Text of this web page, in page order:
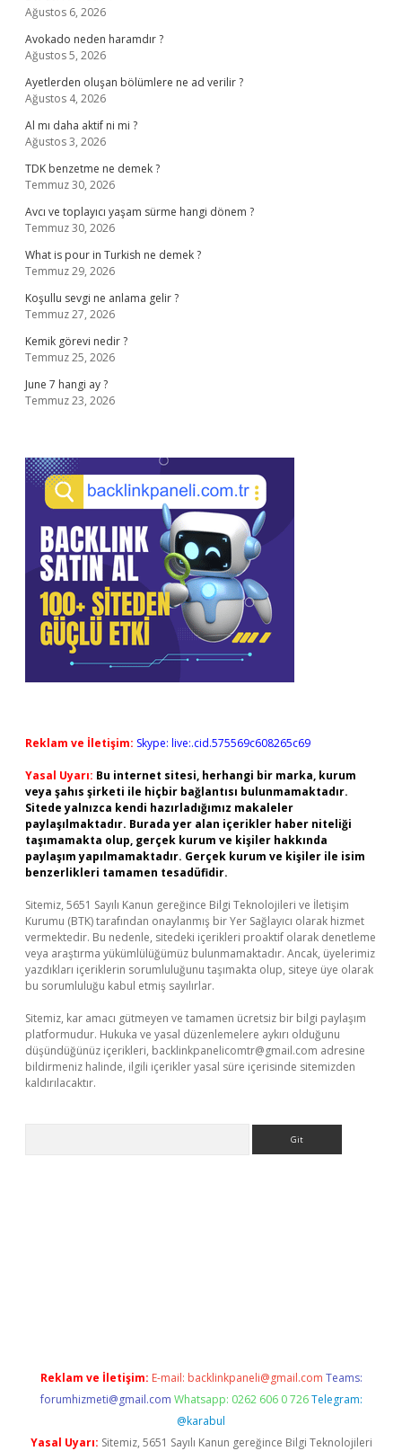
Ağustos 6, 2026
Avokado neden haramdır ?
Ağustos 5, 2026
Ayetlerden oluşan bölümlere ne ad verilir ?
Ağustos 4, 2026
Al mı daha aktif ni mi ?
Ağustos 3, 2026
TDK benzetme ne demek ?
Temmuz 30, 2026
Avcı ve toplayıcı yaşam sürme hangi dönem ?
Temmuz 30, 2026
What is pour in Turkish ne demek ?
Temmuz 29, 2026
Koşullu sevgi ne anlama gelir ?
Temmuz 27, 2026
Kemik görevi nedir ?
Temmuz 25, 2026
June 7 hangi ay ?
Temmuz 23, 2026
Reklam ve İletişim: Skype: live:.cid.575569c608265c69
Yasal Uyarı: Bu internet sitesi, herhangi bir marka, kurum
veya şahıs şirketi ile hiçbir bağlantısı bulunmamaktadır.
Sitede yalnızca kendi hazırladığımız makaleler
paylaşılmaktadır. Burada yer alan içerikler haber niteliği
taşımamakta olup, gerçek kurum ve kişiler hakkında
paylaşım yapılmamaktadır. Gerçek kurum ve kişiler ile isim
benzerlikleri tamamen tesadüfidir.
Sitemiz, 5651 Sayılı Kanun gereğince Bilgi Teknolojileri ve İletişim
Kurumu (BTK) tarafından onaylanmış bir Yer Sağlayıcı olarak hizmet
vermektedir. Bu nedenle, sitedeki içerikleri proaktif olarak denetleme
veya araştırma yükümlülüğümüz bulunmamaktadır. Ancak, üyelerimiz
yazdıkları içeriklerin sorumluluğunu taşımakta olup, siteye üye olarak
bu sorumluluğu kabul etmiş sayılırlar.
Sitemiz, kar amacı gütmeyen ve tamamen ücretsiz bir bilgi paylaşım
platformudur. Hukuka ve yasal düzenlemelere aykırı olduğunu
düşündüğünüz içerikleri, backlinkpanelicomtr@gmail.com adresine
bildirmeniz halinde, ilgili içerikler yasal süre içerisinde sitemizden
kaldırılacaktır.
Reklam ve İletişim: E-mail: backlinkpaneli@gmail.com Teams:
forumhizmeti@gmail.com Whatsapp: 0262 606 0 726 Telegram:
@karabul
Yasal Uyarı: Sitemiz, 5651 Sayılı Kanun gereğince Bilgi Teknolojileri